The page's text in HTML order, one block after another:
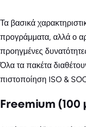
Τα βασικά
προγράμματα, αλλά ο
προηγμένες
Όλα τα πακέτα
πιστοποίηση ISO &
Freemium